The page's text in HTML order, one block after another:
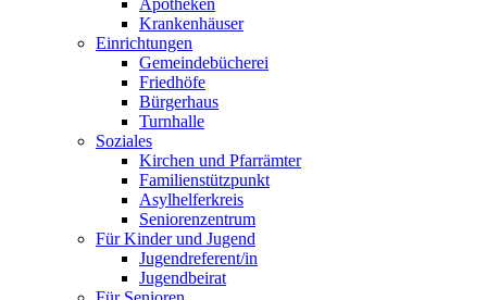
Apotheken
Krankenhäuser
Einrichtungen
Gemeindebücherei
Friedhöfe
Bürgerhaus
Turnhalle
Soziales
Kirchen und Pfarrämter
Familienstützpunkt
Asylhelferkreis
Seniorenzentrum
Für Kinder und Jugend
Jugendreferent/in
Jugendbeirat